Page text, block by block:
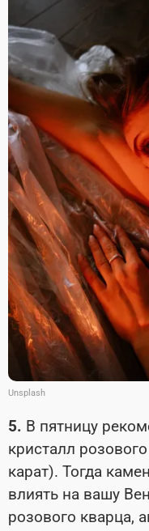
Unsplash
5. В пятницу
кристалл
карат). Тогда
влиять на вашу
розового кварца,